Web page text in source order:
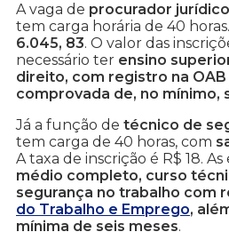
A vaga de procurador
tem carga horária de 40
6.045, 83. O valor das
necessário ter ensino
direito, com registro na
comprovada de, no mínimo,
Já a função de técnico de
tem carga de 40 horas, com
A taxa de inscrição é R$ 18. As
médio completo, curso
segurança no trabalho com
do Trabalho e Emprego,
mínima de seis meses.